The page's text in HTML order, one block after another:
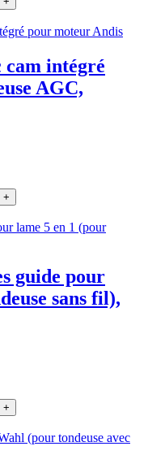
intégré
AGC,
+
guide pour
sans fil),
+